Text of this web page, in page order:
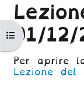
Apri indice del
01/12/
Per aprire
Lezione del